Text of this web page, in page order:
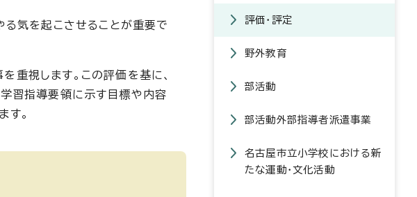
る気を起こさせることが重要で
重視します。この評価を基に、
習指導要領に示す目標や内容
す。
評価・評定
野外教育
部活動
部活動外部指導者派遣事業
名古屋市立小学校における新
たな運動・文化活動